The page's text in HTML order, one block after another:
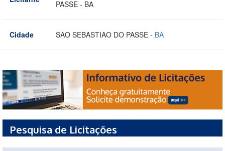
PASSE - BA
Cidade SAO SEBASTIAO DO PASSE - BA
Pesquisa de Licitações